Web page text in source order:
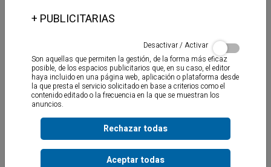
Adhesivo sellador elástico ultra rápido de polímero MS para el
pegado de la mayoría de materiales utilizados en la construcción
Excelente adhesión sobre metales, cerámica, vidrio, PVC, espejos,
mármol, poliestireno expandido, etc. Ideal para la colocación de
zócalos, conductos, tejas, marcos, paredes decorativas, etc.
Aplicable sobre superficies húmedas. Pintable y sin olor.
+ PUBLICITARIAS
Desactivar / Activar
Son aquellas que permiten la gestión, de la forma más eficaz
posible, de los espacios publicitarios que, en su caso, el editor
haya incluido en una página web, aplicación o plataforma desde
la que presta el servicio solicitado en base a criterios como el
contenido editado o la frecuencia en la que se muestran los
anuncios.
Rechazar todas
Aceptar todas